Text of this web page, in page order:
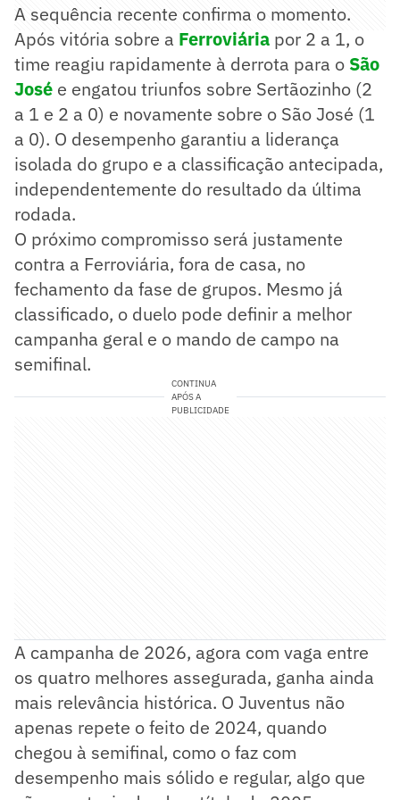
A sequência recente confirma o momento.
Após vitória sobre a Ferroviária por 2 a 1, o
time reagiu rapidamente à derrota para o São
José e engatou triunfos sobre Sertãozinho (2
a 1 e 2 a 0) e novamente sobre o São José (1
a 0). O desempenho garantiu a liderança
isolada do grupo e a classificação antecipada,
independentemente do resultado da última
rodada.
O próximo compromisso será justamente
contra a Ferroviária, fora de casa, no
fechamento da fase de grupos. Mesmo já
classificado, o duelo pode definir a melhor
campanha geral e o mando de campo na
semifinal.
CONTINUA
APÓS A
PUBLICIDADE
A campanha de 2026, agora com vaga entre
os quatro melhores assegurada, ganha ainda
mais relevância histórica. O Juventus não
apenas repete o feito de 2024, quando
chegou à semifinal, como o faz com
desempenho mais sólido e regular, algo que